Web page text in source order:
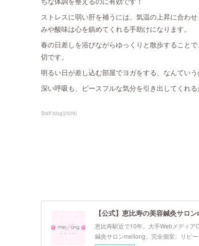
ストレスに弱い肝を補うには、気温の上昇に合わ
みや酸味は心を鎮めてくれる手助けになります。
春の日差しを浴びながらゆっくりと散歩すること
切です。
明るい日が差し込む部屋でヨガをする、なんてい
深い呼吸も、ピースフルな気分を引き出してくれ
Staff blog(2509)
【公式】恵比寿の美容鍼灸サロ
恵比寿駅近で10年。大手Webメディ
鍼灸サロンmeilong。完全個室、リピー